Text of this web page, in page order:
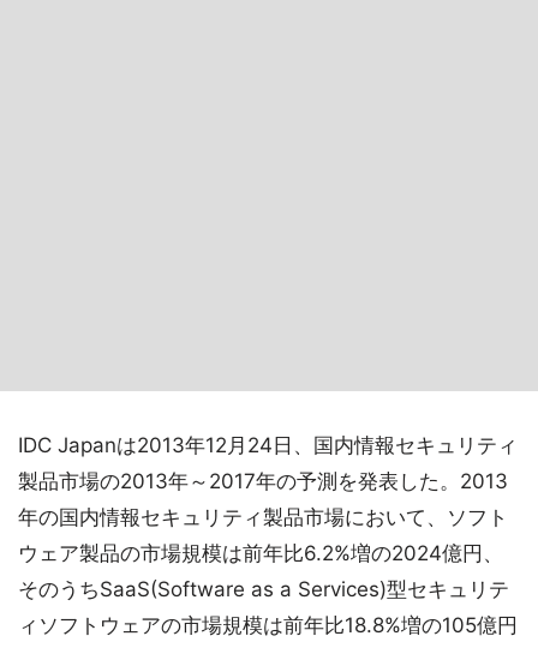
IDC Japanは2013年12月24日、国内情報セキュリティ
製品市場の2013年～2017年の予測を発表した。2013
年の国内情報セキュリティ製品市場において、ソフト
ウェア製品の市場規模は前年比6.2%増の2024億円、
そのうちSaaS(Software as a Services)型セキュリテ
ィソフトウェアの市場規模は前年比18.8%増の105億円